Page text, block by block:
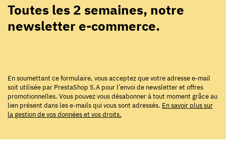
Toutes les 2 semaines, notre
newsletter e-commerce.
En soumettant ce formulaire, vous acceptez que votre adresse e-mail
soit utilisée par PrestaShop S.A pour l’envoi de newsletter et offres
promotionnelles. Vous pouvez vous désabonner à tout moment grâce au
lien présent dans les e-mails qui vous sont adressés. En savoir plus sur
la gestion de vos données et vos droits.